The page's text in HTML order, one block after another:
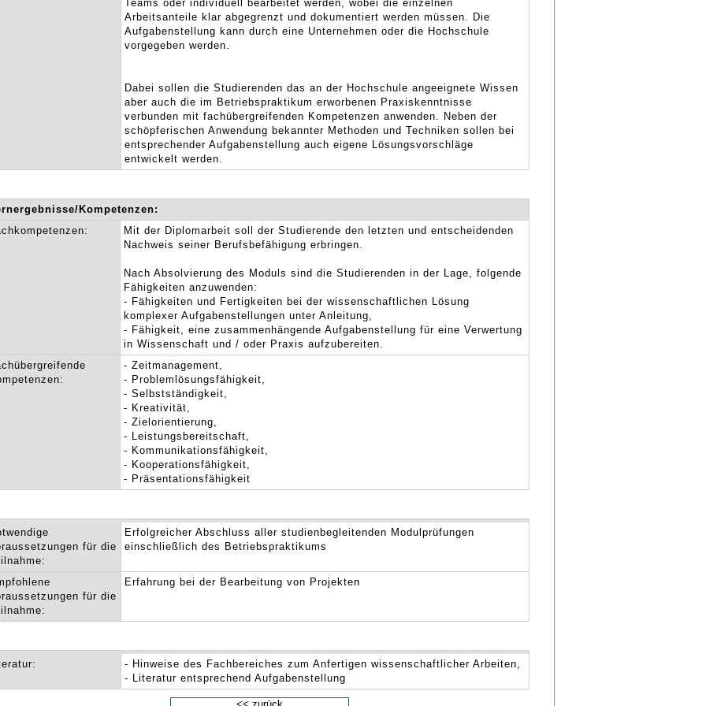
Teams oder individuell bearbeitet werden, wobei die einzelnen
Arbeitsanteile klar abgegrenzt und dokumentiert werden müssen. Die
Aufgabenstellung kann durch eine Unternehmen oder die Hochschule
vorgegeben werden.
Dabei sollen die Studierenden das an der Hochschule angeeignete Wissen
aber auch die im Betriebspraktikum erworbenen Praxiskenntnisse
verbunden mit fachübergreifenden Kompetenzen anwenden. Neben der
schöpferischen Anwendung bekannter Methoden und Techniken sollen bei
entsprechender Aufgabenstellung auch eigene Lösungsvorschläge
entwickelt werden.
Kompetenzen:
Mit der Diplomarbeit soll der Studierende den letzten und entscheidenden
Nachweis seiner Berufsbefähigung erbringen.
Nach Absolvierung des Moduls sind die Studierenden in der Lage, folgende
Fähigkeiten anzuwenden:
- Fähigkeiten und Fertigkeiten bei der wissenschaftlichen Lösung
komplexer Aufgabenstellungen unter Anleitung,
- Fähigkeit, eine zusammenhängende Aufgabenstellung für eine Verwertung
in Wissenschaft und / oder Praxis aufzubereiten.
- Zeitmanagement,
- Problemlösungsfähigkeit,
- Selbstständigkeit,
- Kreativität,
- Zielorientierung,
- Leistungsbereitschaft,
- Kommunikationsfähigkeit,
- Kooperationsfähigkeit,
- Präsentationsfähigkeit
für die
Erfolgreicher Abschluss aller studienbegleitenden Modulprüfungen
einschließlich des Betriebspraktikums
für die
Erfahrung bei der Bearbeitung von Projekten
- Hinweise des Fachbereiches zum Anfertigen wissenschaftlicher Arbeiten,
- Literatur entsprechend Aufgabenstellung